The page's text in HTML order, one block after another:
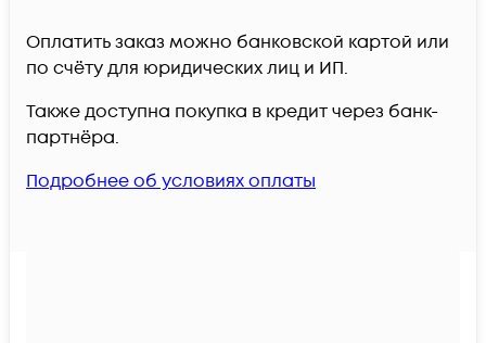
Оплатить заказ можно банковской картой или
по счёту для юридических лиц и ИП.
Также доступна покупка в кредит через банк-
партнёра.
Подробнее об условиях оплаты